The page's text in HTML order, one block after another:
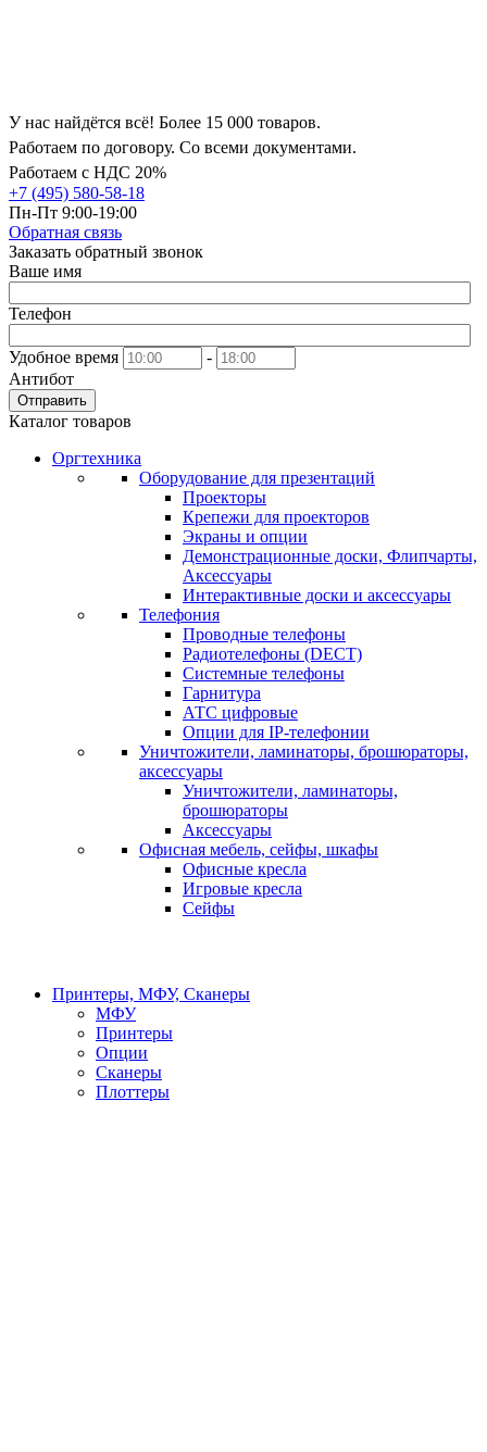
У нас найдётся всё! Более 15 000 товаров.
Работаем по договору. Со всеми документами.
Работаем с НДС 20%
+7 (495) 580-58-18
Пн-Пт 9:00-19:00
Обратная связь
Заказать обратный звонок
Ваше имя
Телефон
Удобное время
-
Антибот
Отправить
Каталог товаров
Оргтехника
Оборудование для презентаций
Проекторы
Крепежи для проекторов
Экраны и опции
Демонстрационные доски, Флипчарты,
Аксессуары
Интерактивные доски и аксессуары
Телефония
Проводные телефоны
Радиотелефоны (DECT)
Системные телефоны
Гарнитура
АТС цифровые
Опции для IP-телефонии
Уничтожители, ламинаторы, брошюраторы,
аксессуары
Уничтожители, ламинаторы,
брошюраторы
Аксессуары
Офисная мебель, сейфы, шкафы
Офисные кресла
Игровые кресла
Сейфы
Принтеры, МФУ, Сканеры
МФУ
Принтеры
Опции
Сканеры
Плоттеры